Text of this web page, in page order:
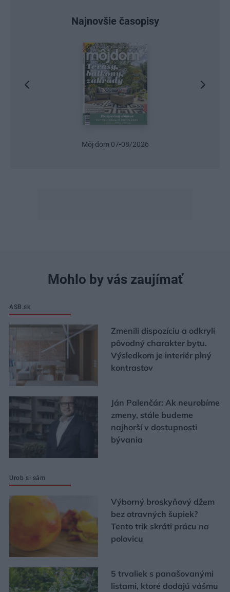
Najnovšie časopisy
Môj dom 07-08/2026
Mohlo by vás zaujímať
ASB.sk
Zmenili dispozíciu a odkryli
pôvodný charakter bytu.
Výsledkom je interiér plný
kontrastov
Ján Palenčár: Ak neurobíme
zmeny, stále budeme
najhorší v dostupnosti
bývania
Urob si sám
Výborný broskyňový džem
bez otravných šupiek?
Tento trik skráti prácu na
polovicu
5 trvaliek s panašovanými
listami, ktoré dodajú vášmu